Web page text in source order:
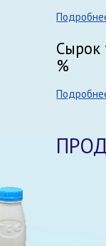
Сырок
%